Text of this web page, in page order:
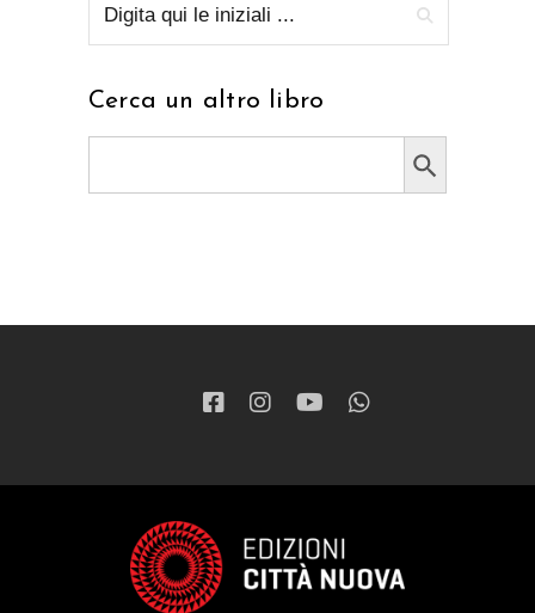
Cerca un altro libro
Search Button